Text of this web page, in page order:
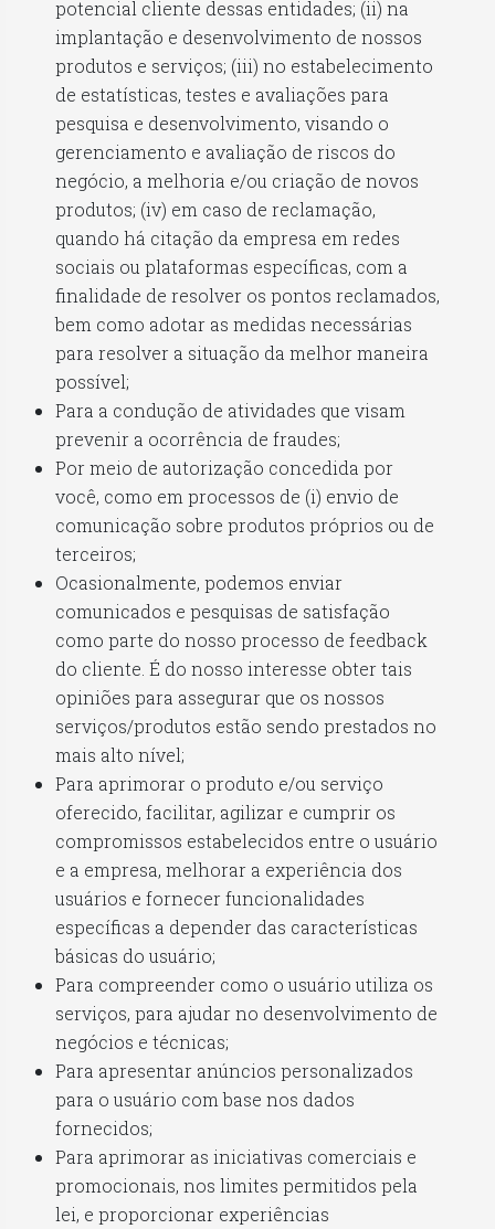
potencial cliente dessas entidades; (ii) na
implantação e desenvolvimento de nossos
produtos e serviços; (iii) no estabelecimento
de estatísticas, testes e avaliações para
pesquisa e desenvolvimento, visando o
gerenciamento e avaliação de riscos do
negócio, a melhoria e/ou criação de novos
produtos; (iv) em caso de reclamação,
quando há citação da empresa em redes
sociais ou plataformas específicas, com a
finalidade de resolver os pontos reclamados,
bem como adotar as medidas necessárias
para resolver a situação da melhor maneira
possível;
Para a condução de atividades que visam
prevenir a ocorrência de fraudes;
Por meio de autorização concedida por
você, como em processos de (i) envio de
comunicação sobre produtos próprios ou de
terceiros;
Ocasionalmente, podemos enviar
comunicados e pesquisas de satisfação
como parte do nosso processo de feedback
do cliente. É do nosso interesse obter tais
opiniões para assegurar que os nossos
serviços/produtos estão sendo prestados no
mais alto nível;
Para aprimorar o produto e/ou serviço
oferecido, facilitar, agilizar e cumprir os
compromissos estabelecidos entre o usuário
e a empresa, melhorar a experiência dos
usuários e fornecer funcionalidades
específicas a depender das características
básicas do usuário;
Para compreender como o usuário utiliza os
serviços, para ajudar no desenvolvimento de
negócios e técnicas;
Para apresentar anúncios personalizados
para o usuário com base nos dados
fornecidos;
Para aprimorar as iniciativas comerciais e
promocionais, nos limites permitidos pela
lei, e proporcionar experiências